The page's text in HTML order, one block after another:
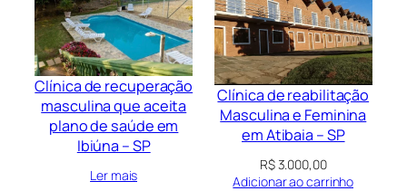
Clínica de recuperação
masculina que aceita
plano de saúde em
Ibiúna – SP
Ler mais
Clínica de reabilitação
Masculina e Feminina
em Atibaia – SP
R$3.000,00
Adicionar ao carrinho